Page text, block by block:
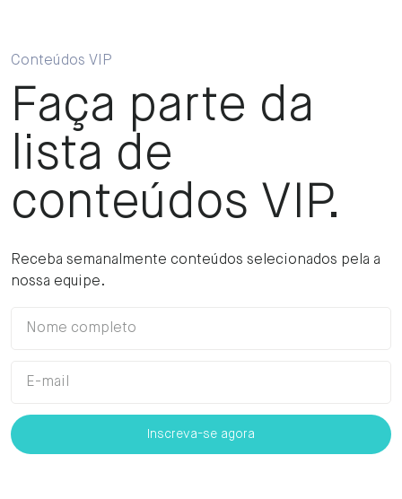
Conteúdos VIP
Faça parte da
lista de
conteúdos VIP.
Receba semanalmente conteúdos selecionados pela a
nossa equipe.